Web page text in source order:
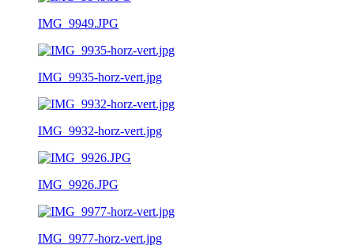
IMG_9949.JPG
IMG_9935-horz-vert.jpg
IMG_9932-horz-vert.jpg
IMG_9926.JPG
IMG_9977-horz-vert.jpg